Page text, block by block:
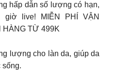
hấp dẫn số lượng có hạn,
live! MIỄN PHÍ VẬN
HÀNG TỪ 499K
lượng cho làn da, giúp da
sống.